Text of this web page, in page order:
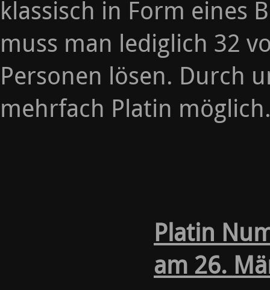
klassisch in Form eines
muss man lediglich 32
Personen lösen. Durch
mehrfach Platin
Platin
am 26.